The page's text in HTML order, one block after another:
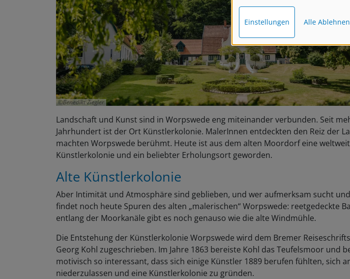
Benedikt Ziegler
Landschaft und Kunst sind in Worpswede eng miteinander verbunden. Seit
Jahrhundert ist der Ort Künstlerkolonie. MalerInnen entdeckten den Reiz der
machten Worpswede berühmt. Heute ist aus dem alten Moordorf eine
Künstlerkolonie und ein beliebter Erholungsort geworden.
Alte Künstlerkolonie
Aber Intimität und Atmosphäre sind geblieben, und wer aufmerksam sucht
findet noch heute Spuren des alten „malerischen“ Worpswede: reetgedeckte
entlang der Moorkanäle gibt es noch genauso wie die alte Windmühle.
Die Entstehung der Künstlerkolonie Worpswede wird dem Bremer
Georg Kohl zugeschrieben. Im Jahre 1863 bereiste Kohl das Teufelsmoor und
motivisch so interessant, dass sich einige Künstler 1889 berufen fühlten, sich
niederzulassen und eine Künstlerkolonie zu gründen.
Einstellungen Alle Ablehnen